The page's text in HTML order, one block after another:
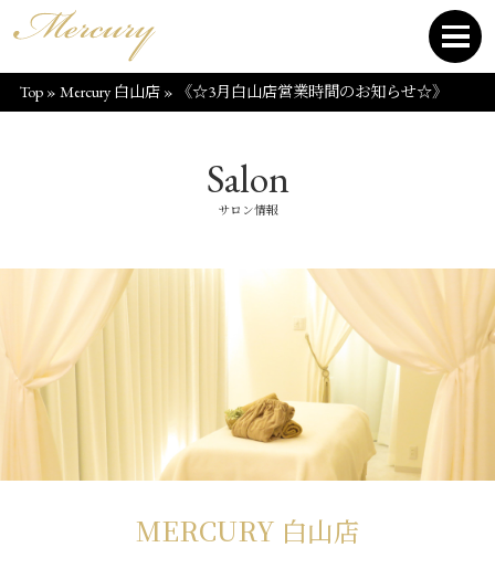
Top» Mercury 白山店» 《☆3月白山店営業時間のお知らせ☆》
Salon
サロン情報
MERCURY 白山店